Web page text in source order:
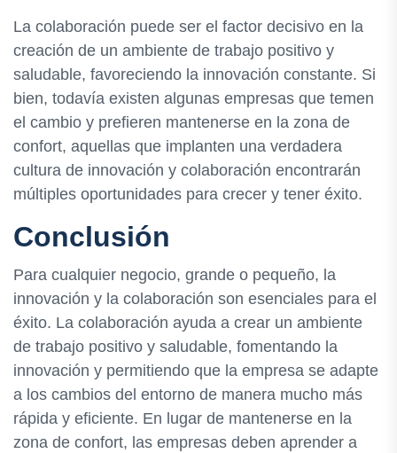
La colaboración puede ser el factor decisivo en la
creación de un ambiente de trabajo positivo y
saludable, favoreciendo la innovación constante. Si
bien, todavía existen algunas empresas que temen
el cambio y prefieren mantenerse en la zona de
confort, aquellas que implanten una verdadera
cultura de innovación y colaboración encontrarán
múltiples oportunidades para crecer y tener éxito.
Conclusión
Para cualquier negocio, grande o pequeño, la
innovación y la colaboración son esenciales para el
éxito. La colaboración ayuda a crear un ambiente
de trabajo positivo y saludable, fomentando la
innovación y permitiendo que la empresa se adapte
a los cambios del entorno de manera mucho más
rápida y eficiente. En lugar de mantenerse en la
zona de confort, las empresas deben aprender a